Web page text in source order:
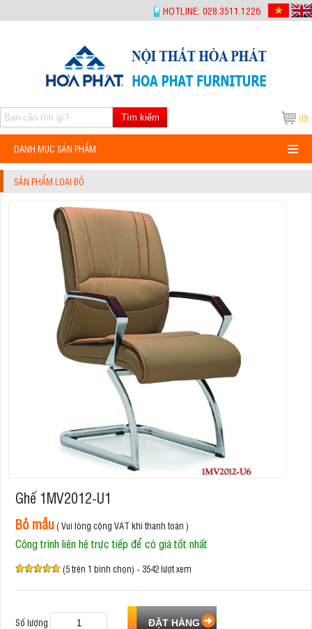
HOTLINE: 028.3511.1226
(0)
Tìm kiếm
DANH MỤC SẢN PHẨM
SẢN PHẨM LOẠI BỎ
Ghế 1MV2012-U1
Bỏ mẫu( Vui lòng cộng VAT khi thanh toán )
Công trình liên hệ trực tiếp để có giá tốt nhất
(5 trên 1 bình chọn) - 3542 lượt xem
Số lượng